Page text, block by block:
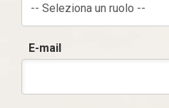
-- Seleziona un ruolo --
E-mail